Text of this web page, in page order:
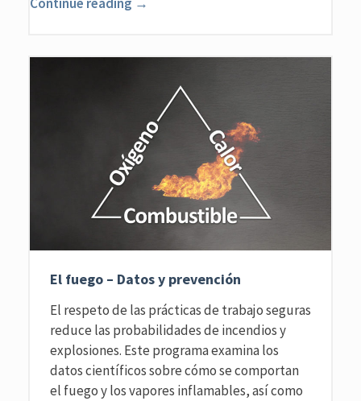
El fuego – Datos y prevención
El respeto de las prácticas de trabajo seguras
reduce las probabilidades de incendios y
explosiones. Este programa examina los
datos científicos sobre cómo se comportan
el fuego y los vapores inflamables, así como